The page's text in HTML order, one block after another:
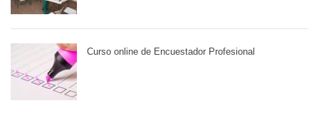
Curso online de Encuestador Profesional